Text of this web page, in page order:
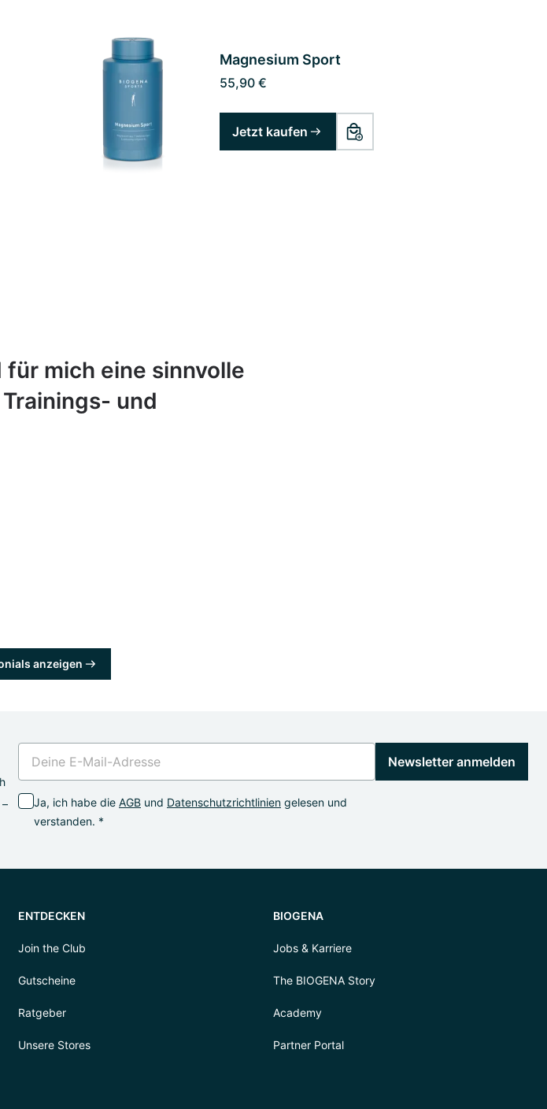
Magnesium Sport
55,90 €
Jetzt kaufen
für mich eine sinnvolle
und
anzeigen
Ja, ich habe die AGB und Datenschutzrichtlinien gelesen und
verstanden. *
Newsletter anmelden
ENTDECKEN
Join the Club
Gutscheine
Ratgeber
Unsere Stores
BIOGENA
Jobs & Karriere
The BIOGENA Story
Academy
Partner Portal